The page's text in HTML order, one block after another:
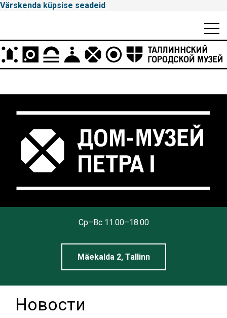
Värskenda küpsise seadeid
Peamenüü
Cp–Вс 11.00–18.00
Mäekalda 2, Tallinn
Новости